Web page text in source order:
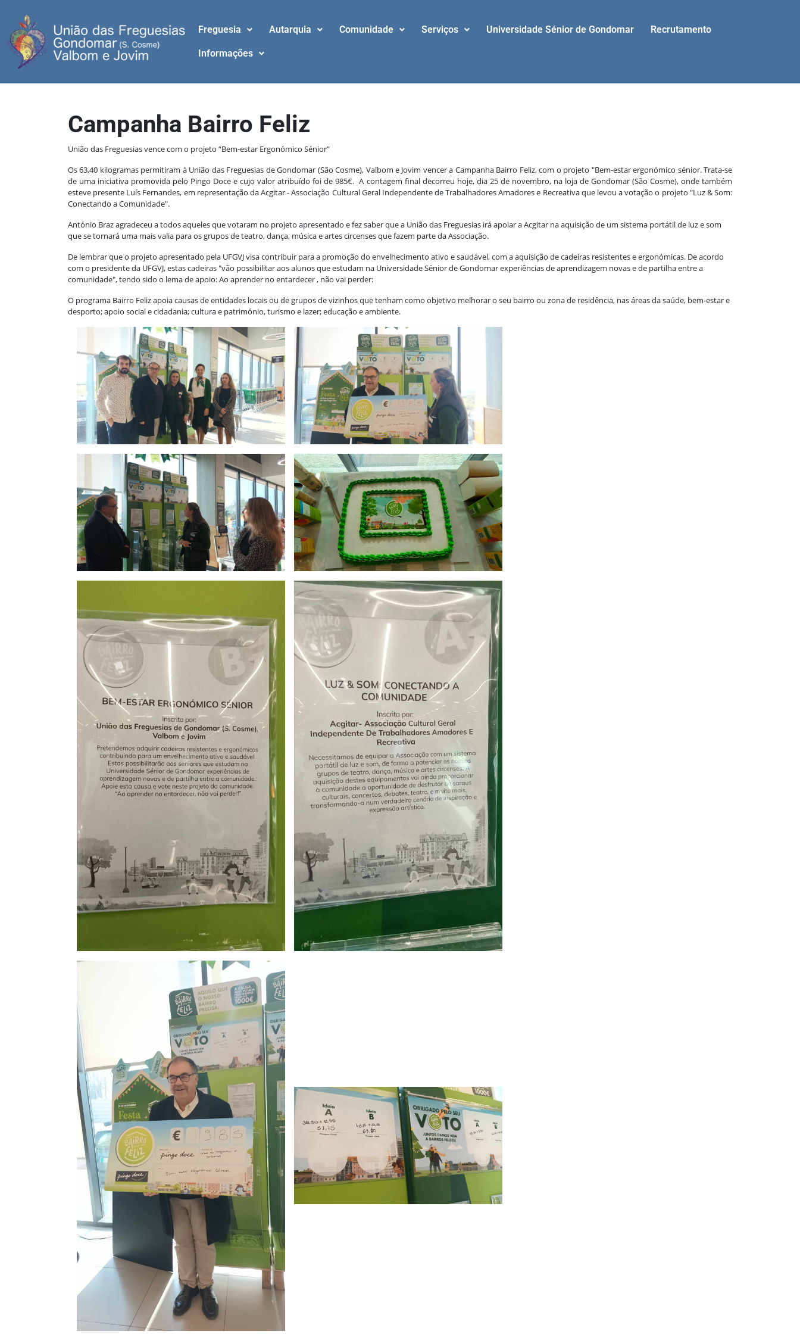
Freguesia Autarquia Comunidade Serviços Universidade Sénior de Gondomar Recrutamento
Informações
Campanha Bairro Feliz
União das Freguesias vence com o projeto “Bem-estar Ergonómico Sénior”
Os 63,40 kilogramas permitiram à União das Freguesias de Gondomar (São Cosme), Valbom e Jovim vencer a Campanha Bairro Feliz, com o projeto "Bem-estar ergonómico sénior. Trata-se
de uma iniciativa promovida pelo Pingo Doce e cujo valor atribuído foi de 985€. A contagem final decorreu hoje, dia 25 de novembro, na loja de Gondomar (São Cosme), onde também
esteve presente Luís Fernandes, em representação da Acgitar - Associação Cultural Geral Independente de Trabalhadores Amadores e Recreativa que levou a votação o projeto "Luz & Som:
Conectando a Comunidade".
António Braz agradeceu a todos aqueles que votaram no projeto apresentado e fez saber que a União das Freguesias irá apoiar a Acgitar na aquisição de um sistema portátil de luz e som
que se tornará uma mais valia para os grupos de teatro, dança, música e artes circenses que fazem parte da Associação.
De lembrar que o projeto apresentado pela UFGVJ visa contribuir para a promoção do envelhecimento ativo e saudável, com a aquisição de cadeiras resistentes e ergonómicas. De acordo
com o presidente da UFGVJ, estas cadeiras "vão possibilitar aos alunos que estudam na Universidade Sénior de Gondomar experiências de aprendizagem novas e de partilha entre a
comunidade", tendo sido o lema de apoio: Ao aprender no entardecer , não vai perder:
O programa Bairro Feliz apoia causas de entidades locais ou de grupos de vizinhos que tenham como objetivo melhorar o seu bairro ou zona de residência, nas áreas da saúde, bem-estar e
desporto; apoio social e cidadania; cultura e património, turismo e lazer; educação e ambiente.